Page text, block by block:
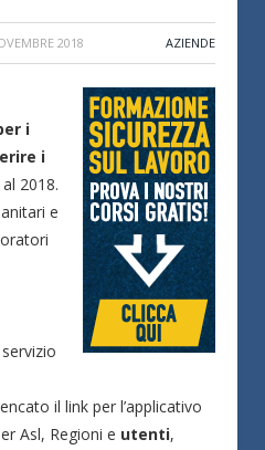
2018 AZIENDE
i
i
2018.
e
il link per l’applicativo
Asl, Regioni e utenti,